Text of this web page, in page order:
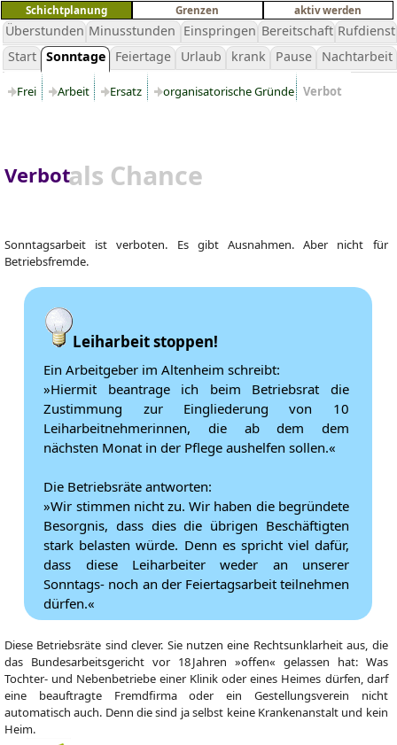
Schichtplanung Grenzen aktiv werden
Überstunden Minusstunden Einspringen Bereitschaft Rufdienst
Start Sonntage Feiertage Urlaub krank Pause Nachtarbeit
Frei Arbeit Ersatz organisatorische Gründe Verbot
Verbotals Chance
Sonntagsarbeit ist verboten. Es gibt Ausnahmen. Aber nicht für
Betriebsfremde.
Leiharbeit stoppen!
Ein Arbeitgeber im Altenheim schreibt:
»Hiermit beantrage ich beim Betriebsrat die
Zustimmung zur Eingliederung von 10
Leiharbeitnehmerinnen, die ab dem dem
nächsten Monat in der Pflege aushelfen sollen.«
Die Betriebsräte antworten:
»Wir stimmen nicht zu. Wir haben die begründete
Besorgnis, dass dies die übrigen Beschäftigten
stark belasten würde. Denn es spricht viel dafür,
dass diese Leiharbeiter weder an unserer
Sonntags- noch an der Feiertagsarbeit teilnehmen
dürfen.«
Diese Betriebsräte sind clever. Sie nutzen eine Rechtsunklarheit aus, die
das Bundesarbeitsgericht vor 18 Jahren »offen« gelassen hat: Was
Tochter- und Nebenbetriebe einer Klinik oder eines Heimes dürfen, darf
eine beauftragte Fremdfirma oder ein Gestellungsverein nicht
automatisch auch. Denn die sind ja selbst keine Krankenanstalt und kein
Heim.